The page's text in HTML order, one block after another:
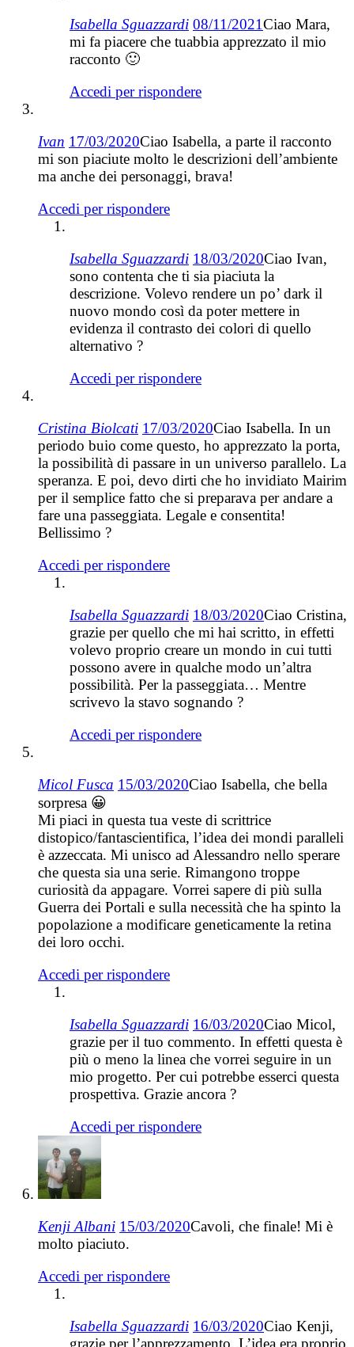
Isabella Sguazzardi 08/11/2021Ciao Mara,
mi fa piacere che tuabbia apprezzato il mio
racconto 🙂
Accedi per rispondere
Ivan 17/03/2020Ciao Isabella, a parte il racconto
mi son piaciute molto le descrizioni dell’ambiente
ma anche dei personaggi, brava!
Accedi per rispondere
Isabella Sguazzardi 18/03/2020Ciao Ivan,
sono contenta che ti sia piaciuta la
descrizione. Volevo rendere un po’ dark il
nuovo mondo così da poter mettere in
evidenza il contrasto dei colori di quello
alternativo ?
Accedi per rispondere
Cristina Biolcati 17/03/2020Ciao Isabella. In un
periodo buio come questo, ho apprezzato la porta,
la possibilità di passare in un universo parallelo. La
speranza. E poi, devo dirti che ho invidiato Mairim
per il semplice fatto che si preparava per andare a
fare una passeggiata. Legale e consentita!
Bellissimo ?
Accedi per rispondere
Isabella Sguazzardi 18/03/2020Ciao Cristina,
grazie per quello che mi hai scritto, in effetti
volevo proprio creare un mondo in cui tutti
possono avere in qualche modo un’altra
possibilità. Per la passeggiata… Mentre
scrivevo la stavo sognando ?
Accedi per rispondere
Micol Fusca 15/03/2020Ciao Isabella, che bella
sorpresa 😀
Mi piaci in questa tua veste di scrittrice
distopico/fantascientifica, l’idea dei mondi paralleli
è azzeccata. Mi unisco ad Alessandro nello sperare
che questa sia una serie. Rimangono troppe
curiosità da appagare. Vorrei sapere di più sulla
Guerra dei Portali e sulla necessità che ha spinto la
popolazione a modificare geneticamente la retina
dei loro occhi.
Accedi per rispondere
Isabella Sguazzardi 16/03/2020Ciao Micol,
grazie per il tuo commento. In effetti questa è
più o meno la linea che vorrei seguire in un
mio progetto. Per cui potrebbe esserci questa
prospettiva. Grazie ancora ?
Accedi per rispondere
Kenji Albani 15/03/2020Cavoli, che finale! Mi è
molto piaciuto.
Accedi per rispondere
Isabella Sguazzardi 16/03/2020Ciao Kenji,